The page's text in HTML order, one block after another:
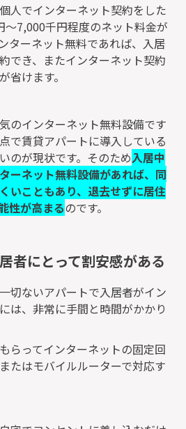
人でインターネット契約をした
7,000千円程度のネット料金が
ターネット無料であれば、入居
でき、またインターネット契約
省けます。
のインターネット無料設備です
で賃貸アパートに導入している
のが現状です。そのため入居中
ーネット無料設備があれば、同
いこともあり、退去せずに居住
性が高まるのです。
者にとって割安感がある
切ないアパートで入居者がイン
は、非常に手間と時間がかかり
らってインターネットの固定回
たはモバイルルーターで対応す